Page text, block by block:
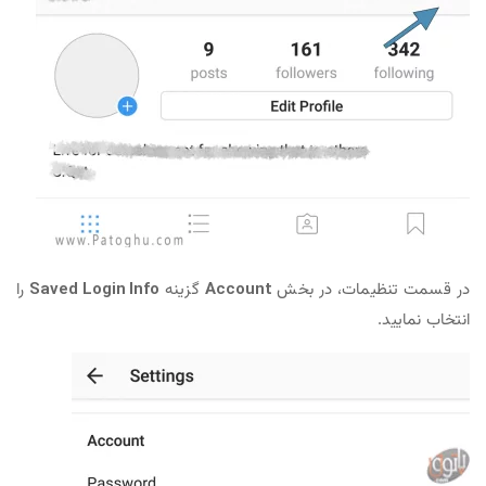
در قسمت تنظیمات، در بخش Account گزینه Saved Login Info را
انتخاب نمایید.